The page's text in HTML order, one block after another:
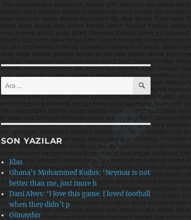
Ara: ARA
SON YAZILAR
Klas
Ghana’s Mohammed Kudus: ‘Neymar is not
better than me, just more h
Dani Alves: ‘I love this game. I loved football
when they didn’t p
Günaydın